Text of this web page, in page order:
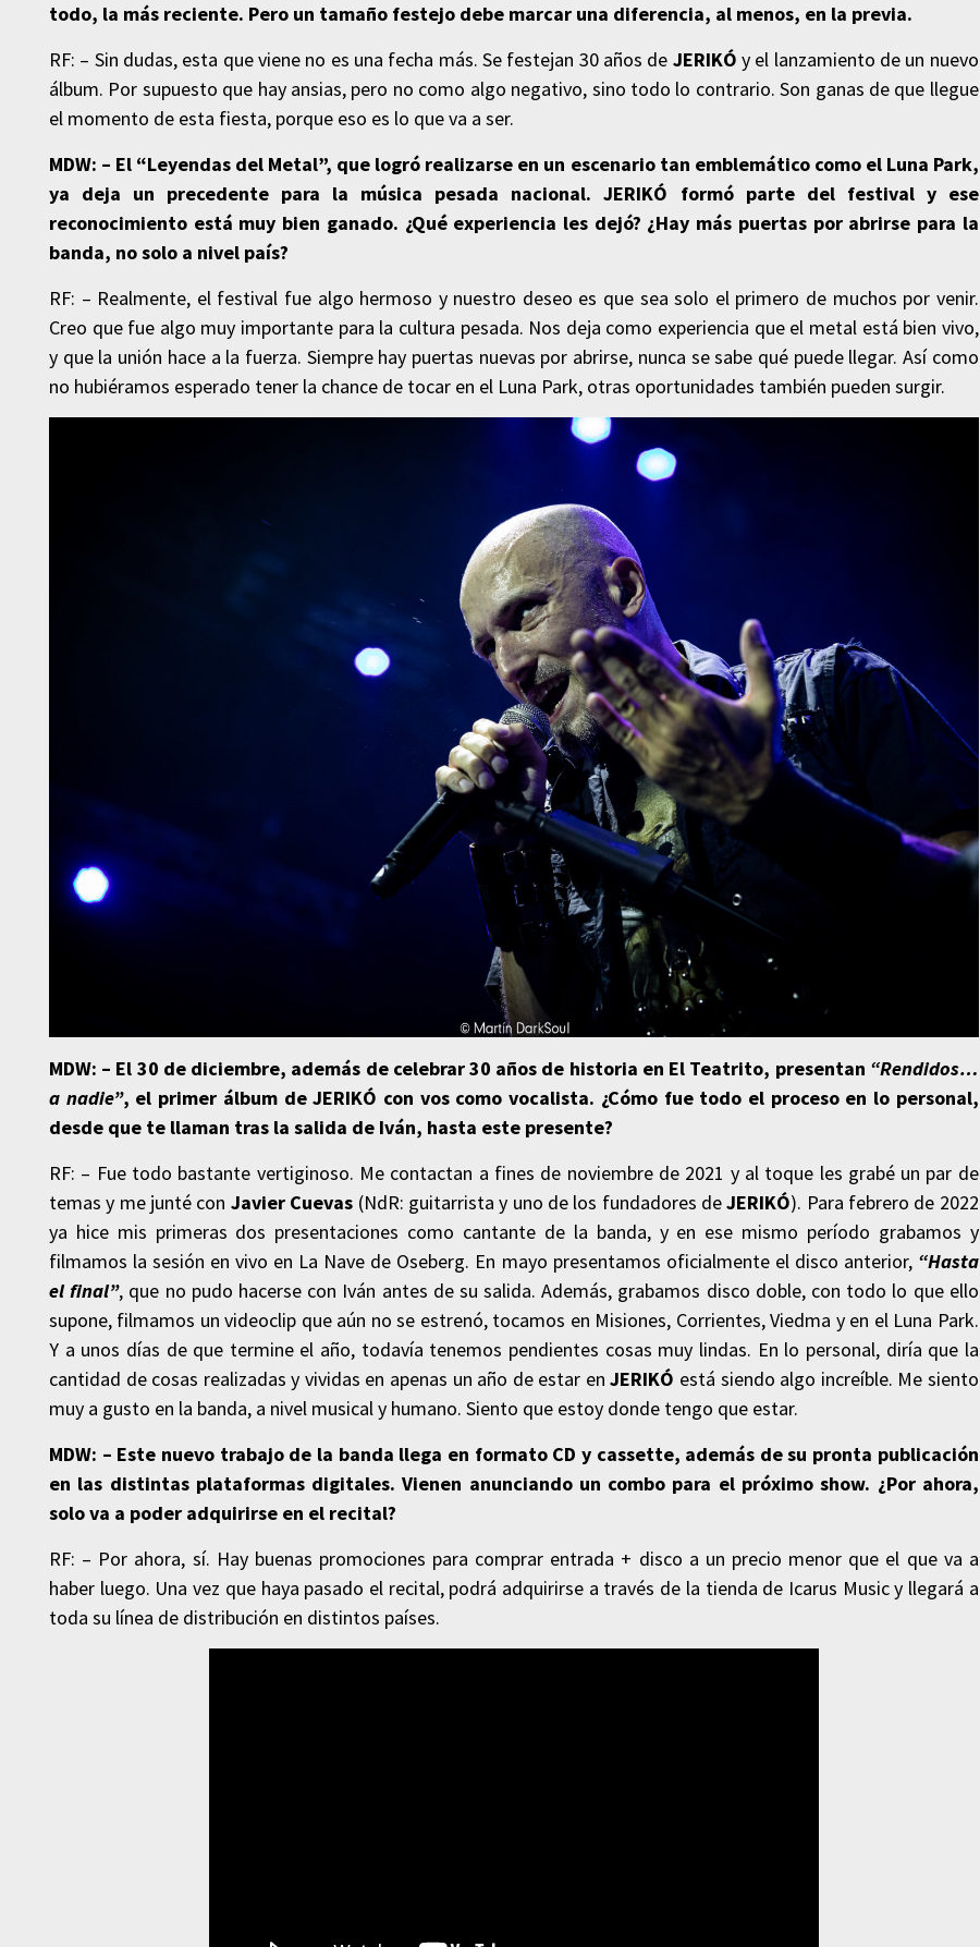
todo, la más reciente. Pero un tamaño festejo debe marcar una diferencia, al menos, en la previa.
RF: – Sin dudas, esta que viene no es una fecha más. Se festejan 30 años de JERIKÓ y el lanzamiento de un nuevo
álbum. Por supuesto que hay ansias, pero no como algo negativo, sino todo lo contrario. Son ganas de que llegue
el momento de esta fiesta, porque eso es lo que va a ser.
MDW: – El “Leyendas del Metal”, que logró realizarse en un escenario tan emblemático como el Luna Park,
ya deja un precedente para la música pesada nacional. JERIKÓ formó parte del festival y ese
reconocimiento está muy bien ganado. ¿Qué experiencia les dejó? ¿Hay más puertas por abrirse para la
banda, no solo a nivel país?
RF: – Realmente, el festival fue algo hermoso y nuestro deseo es que sea solo el primero de muchos por venir.
Creo que fue algo muy importante para la cultura pesada. Nos deja como experiencia que el metal está bien vivo,
y que la unión hace a la fuerza. Siempre hay puertas nuevas por abrirse, nunca se sabe qué puede llegar. Así como
no hubiéramos esperado tener la chance de tocar en el Luna Park, otras oportunidades también pueden surgir.
MDW: – El 30 de diciembre, además de celebrar 30 años de historia en El Teatrito, presentan “Rendidos…
a nadie”, el primer álbum de JERIKÓ con vos como vocalista. ¿Cómo fue todo el proceso en lo personal,
desde que te llaman tras la salida de Iván, hasta este presente?
RF: – Fue todo bastante vertiginoso. Me contactan a fines de noviembre de 2021 y al toque les grabé un par de
temas y me junté con Javier Cuevas (NdR: guitarrista y uno de los fundadores deJERIKÓ). Para febrero de 2022
ya hice mis primeras dos presentaciones como cantante de la banda, y en ese mismo período grabamos y
filmamos la sesión en vivo en La Nave de Oseberg. En mayo presentamos oficialmente el disco anterior, “Hasta
el final”, que no pudo hacerse con Iván antes de su salida. Además, grabamos disco doble, con todo lo que ello
supone, filmamos un videoclip que aún no se estrenó, tocamos en Misiones, Corrientes, Viedma y en el Luna Park.
Y a unos días de que termine el año, todavía tenemos pendientes cosas muy lindas. En lo personal, diría que la
cantidad de cosas realizadas y vividas en apenas un año de estar enJERIKÓ está siendo algo increíble. Me siento
muy a gusto en la banda, a nivel musical y humano. Siento que estoy donde tengo que estar.
MDW: – Este nuevo trabajo de la banda llega en formato CD y cassette, además de su pronta publicación
en las distintas plataformas digitales. Vienen anunciando un combo para el próximo show. ¿Por ahora,
solo va a poder adquirirse en el recital?
RF: – Por ahora, sí. Hay buenas promociones para comprar entrada + disco a un precio menor que el que va a
haber luego. Una vez que haya pasado el recital, podrá adquirirse a través de la tienda de Icarus Music y llegará a
toda su línea de distribución en distintos países.